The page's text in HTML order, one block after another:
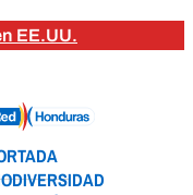
EE.UU.